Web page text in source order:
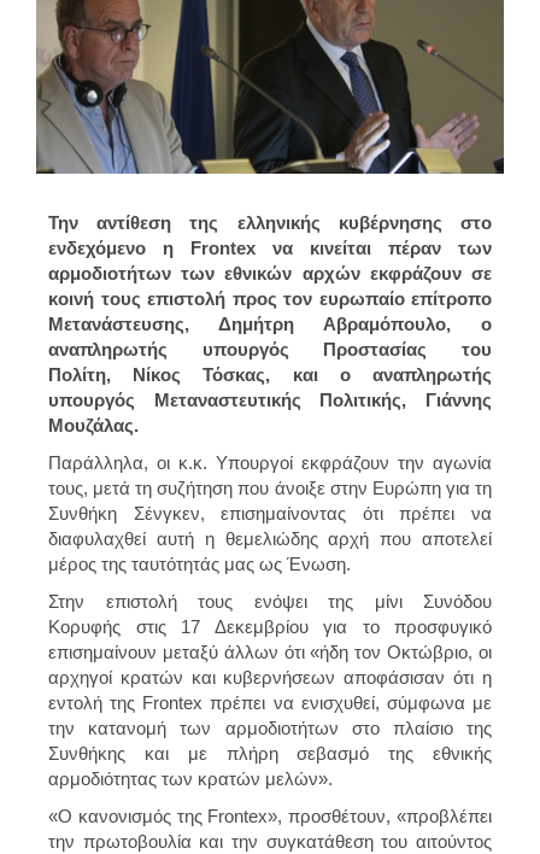
Την αντίθεση της ελληνικής κυβέρνησης στο
ενδεχόμενο η Frontex να κινείται πέραν των
αρμοδιοτήτων των εθνικών αρχών εκφράζουν σε
κοινή τους επιστολή προς τον ευρωπαίο επίτροπο
Μετανάστευσης, Δημήτρη Αβραμόπουλο, ο
αναπληρωτής υπουργός Προστασίας του
Πολίτη, Νίκος Τόσκας, και ο αναπληρωτής
υπουργός Μεταναστευτικής Πολιτικής, Γιάννης
Μουζάλας.
Παράλληλα, οι κ.κ. Υπουργοί εκφράζουν την αγωνία
τους, μετά τη συζήτηση που άνοιξε στην Ευρώπη για τη
Συνθήκη Σένγκεν, επισημαίνοντας ότι πρέπει να
διαφυλαχθεί αυτή η θεμελιώδης αρχή που αποτελεί
μέρος της ταυτότητάς μας ως Ένωση.
Στην επιστολή τους ενόψει της μίνι Συνόδου
Κορυφής στις 17 Δεκεμβρίου για το προσφυγικό
επισημαίνουν μεταξύ άλλων ότι «ήδη τον Οκτώβριο, οι
αρχηγοί κρατών και κυβερνήσεων αποφάσισαν ότι η
εντολή της Frontex πρέπει να ενισχυθεί, σύμφωνα με
την κατανομή των αρμοδιοτήτων στο πλαίσιο της
Συνθήκης και με πλήρη σεβασμό της εθνικής
αρμοδιότητας των κρατών μελών».
«Ο κανονισμός της Frontex», προσθέτουν, «προβλέπει
την πρωτοβουλία και την συγκατάθεση του αιτούντος